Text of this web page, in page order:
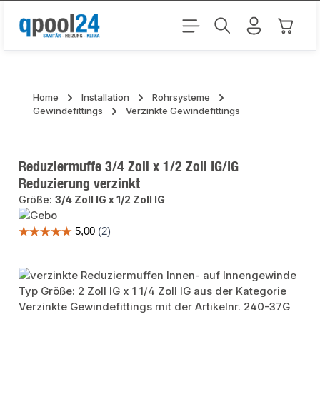
Zum Hauptinhalt springen
Home Installation
Rohrsysteme
Gewindefittings
Verzinkte Gewindefittings
Reduziermuffe 3/4 Zoll x 1/2 Zoll IG/IG
Reduzierung verzinkt
Größe:3/4 Zoll IG x 1/2 Zoll IG
Bildergalerie überspringen